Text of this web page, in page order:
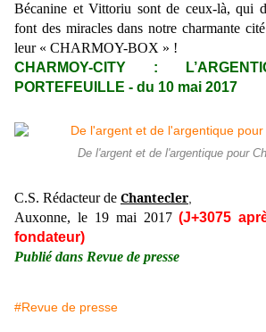
Bécanine et Vittoriu sont de ceux-là, qui
font des miracles dans notre charmante
leur « CHARMOY-BOX » !
CHARMOY-CITY :
PORTEFEUILLE - du 10 mai 2017
De l'argent et de l'argentique pour
C.S. Rédacteur de Chantecler
Auxonne, le 19 mai 2017 (J+3075
fondateur)
Publié dans Revue de presse
#Revue de presse